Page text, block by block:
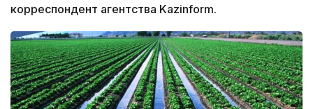
корреспондент агентства Kazinform.